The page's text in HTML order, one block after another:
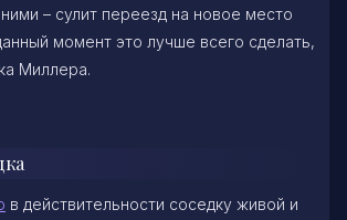
– сулит переезд на новое место
момент это лучше всего сделать,
Миллера.
в действительности соседку живой и